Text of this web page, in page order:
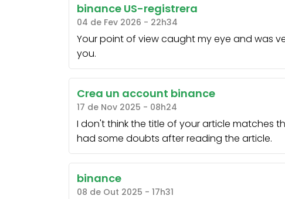
binance US-registrera
04 de Fev 2026 - 22h34
Your point of view caught my eye and was
you.
Crea un account binance
17 de Nov 2025 - 08h24
I don't think the title of your article matches
had some doubts after reading the article.
binance
08 de Out 2025 - 17h31